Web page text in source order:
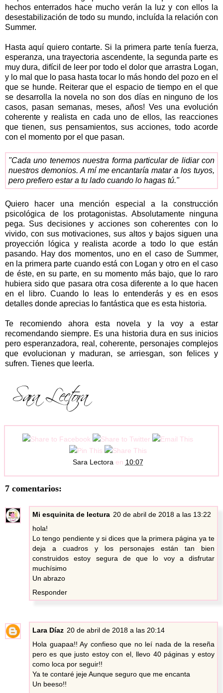
hechos enterrados hace mucho verán la luz y con ellos la
desestabilización de todo su mundo, incluída la relación con
Summer.
Hasta aquí quiero contarte. Si la primera parte tenía fuerza,
esperanza, una trayectoria ascendente, la segunda parte es
muy dura, difícil de leer por todo el dolor que arrastra Logan,
y lo mal que lo pasa hasta tocar lo más hondo del pozo en el
que se hunde. Reiterar que el espacio de tiempo en el que
se desarrolla la novela no son dos días en ninguno de los
casos, pasan semanas, meses, años! Ves una evolución
coherente y realista en cada uno de ellos, las reacciones
que tienen, sus pensamientos, sus acciones, todo acorde
con el momento por el que pasan.
"Cada uno tenemos nuestra forma particular de lidiar con
nuestros demonios. A mí me encantaría matar a los tuyos,
pero prefiero estar a tu lado cuando lo hagas tú."
Quiero hacer una mención especial a la construcción
psicológica de los protagonistas. Absolutamente ninguna
pega. Sus decisiones y acciones son coherentes con lo
vivido, con sus motivaciones, sus altos y bajos siguen una
proyección lógica y realista acorde a todo lo que están
pasando. Hay dos momentos, uno en el caso de Summer,
en la primera parte cuando está con Logan y otro en el caso
de éste, en su parte, en su momento más bajo, que lo raro
hubiera sido que pasara otra cosa diferente a lo que hacen
en el libro. Cuando lo leas lo entenderás y es en esos
detalles donde aprecias lo fantástica que es esta historia.
Te recomiendo ahora esta novela y la voy a estar
recomendando siempre. Es una historia dura en sus inicios
pero esperanzadora, real, coherente, personajes complejos
que evolucionan y maduran, se arriesgan, son felices y
sufren. Tienes que leerla.
Sara Lectora en 10:07
7 comentarios:
Mi esquinita de lectura 20 de abril de 2018 a las 13:22
hola!
Lo tengo pendiente y si dices que la primera página ya te
deja a cuadros y los personajes están tan bien
construidos estoy segura de que lo voy a disfrutar
muchísimo
Un abrazo
Responder
Lara Díaz 20 de abril de 2018 a las 20:14
Hola guapaa!! Ay confieso que no leí nada de la reseña
pero es que justo estoy con el, llevo 40 páginas y estoy
como loca por seguir!!
Ya te contaré jeje Aunque seguro que me encanta
Un beeso!!